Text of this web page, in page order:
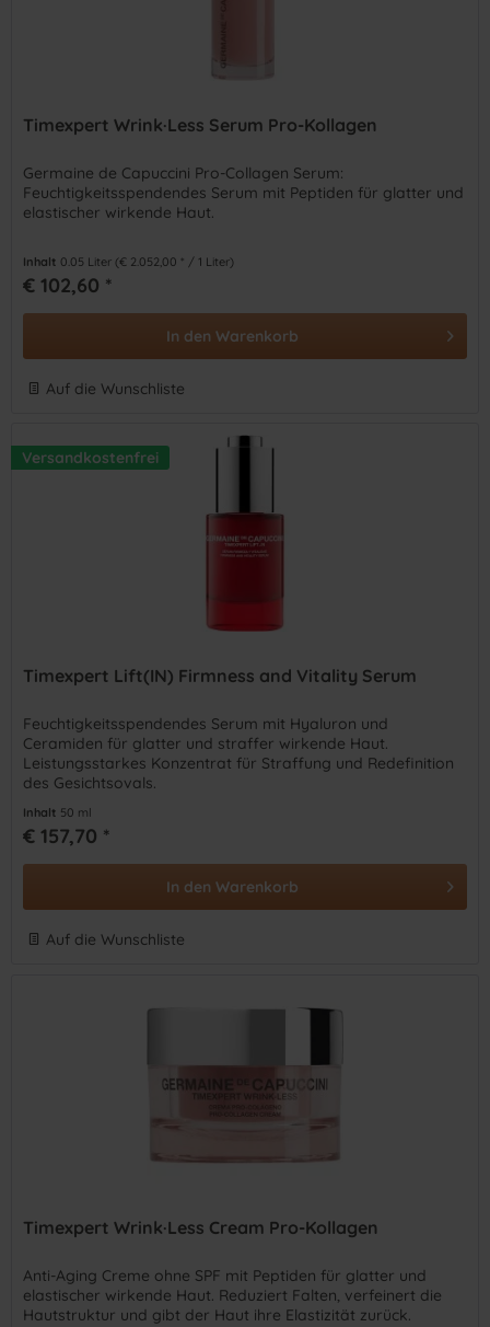
Timexpert Wrink·Less Serum Pro-Kollagen
Germaine de Capuccini Pro-Collagen Serum:
Feuchtigkeitsspendendes Serum mit Peptiden für glatter und
elastischer wirkende Haut.
Inhalt 0.05 Liter (€ 2.052,00 * / 1 Liter)
€ 102,60 *
In den Warenkorb
Auf die Wunschliste
Versandkostenfrei
Timexpert Lift(IN) Firmness and Vitality Serum
Feuchtigkeitsspendendes Serum mit Hyaluron und
Ceramiden für glatter und straffer wirkende Haut.
Leistungsstarkes Konzentrat für Straffung und Redefinition
des Gesichtsovals.
Inhalt 50 ml
€ 157,70 *
In den Warenkorb
Auf die Wunschliste
Timexpert Wrink·Less Cream Pro-Kollagen
Anti-Aging Creme ohne SPF mit Peptiden für glatter und
elastischer wirkende Haut. Reduziert Falten, verfeinert die
Hautstruktur und gibt der Haut ihre Elastizität zurück.